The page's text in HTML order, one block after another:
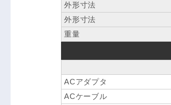
外形寸法
外形寸法
重量
ACアダプタ
ACケーブル